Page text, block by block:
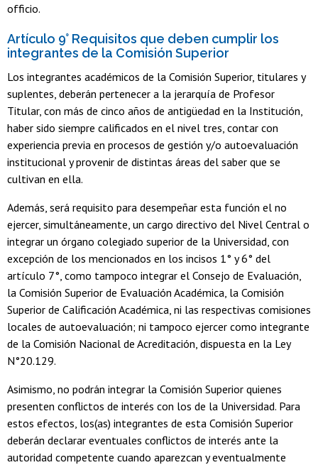
officio.
Artículo 9° Requisitos que deben cumplir los
integrantes de la Comisión Superior
Los integrantes académicos de la Comisión Superior, titulares y
suplentes, deberán pertenecer a la jerarquía de Profesor
Titular, con más de cinco años de antigüedad en la Institución,
haber sido siempre calificados en el nivel tres, contar con
experiencia previa en procesos de gestión y/o autoevaluación
institucional y provenir de distintas áreas del saber que se
cultivan en ella.
Además, será requisito para desempeñar esta función el no
ejercer, simultáneamente, un cargo directivo del Nivel Central o
integrar un órgano colegiado superior de la Universidad, con
excepción de los mencionados en los incisos 1° y 6° del
artículo 7°, como tampoco integrar el Consejo de Evaluación,
la Comisión Superior de Evaluación Académica, la Comisión
Superior de Calificación Académica, ni las respectivas comisiones
locales de autoevaluación; ni tampoco ejercer como integrante
de la Comisión Nacional de Acreditación, dispuesta en la Ley
N°20.129.
Asimismo, no podrán integrar la Comisión Superior quienes
presenten conflictos de interés con los de la Universidad. Para
estos efectos, los(as) integrantes de esta Comisión Superior
deberán declarar eventuales conflictos de interés ante la
autoridad competente cuando aparezcan y eventualmente